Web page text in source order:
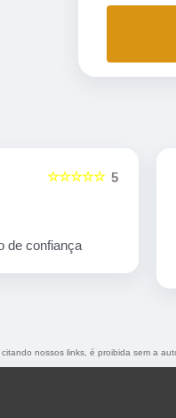
corretíssima, banho de
nossos links, é proibida sem a